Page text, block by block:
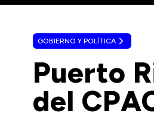
GOBIERNO Y POLÍTICA
Puerto
del